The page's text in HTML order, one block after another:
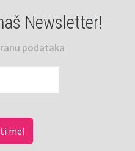
Newsletter!
podataka